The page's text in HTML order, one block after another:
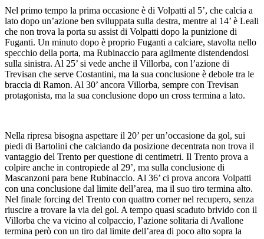
Nel primo tempo la prima occasione è di Volpatti al 5’, che calcia a
lato dopo un’azione ben sviluppata sulla destra, mentre al 14’ è Leali
che non trova la porta su assist di Volpatti dopo la punizione di
Fuganti. Un minuto dopo è proprio Fuganti a calciare, stavolta nello
specchio della porta, ma Rubinaccio para agilmente distendendosi
sulla sinistra. Al 25’ si vede anche il Villorba, con l’azione di
Trevisan che serve Costantini, ma la sua conclusione è debole tra le
braccia di Ramon. Al 30’ ancora Villorba, sempre con Trevisan
protagonista, ma la sua conclusione dopo un cross termina a lato.
Nella ripresa bisogna aspettare il 20’ per un’occasione da gol, sui
piedi di Bartolini che calciando da posizione decentrata non trova il
vantaggio del Trento per questione di centimetri. Il Trento prova a
colpire anche in contropiede al 29’, ma sulla conclusione di
Mascanzoni para bene Rubinaccio. Al 36’ ci prova ancora Volpatti
con una conclusione dal limite dell’area, ma il suo tiro termina alto.
Nel finale forcing del Trento con quattro corner nel recupero, senza
riuscire a trovare la via del gol. A tempo quasi scaduto brivido con il
Villorba che va vicino al colpaccio, l’azione solitaria di Avallone
termina però con un tiro dal limite dell’area di poco alto sopra la